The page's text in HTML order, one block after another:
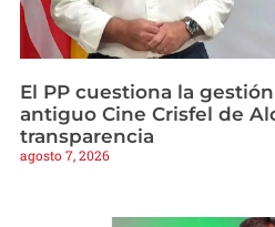
El PP cuestiona la
antiguo Cine Crisfel de
transparencia
agosto 7, 2026